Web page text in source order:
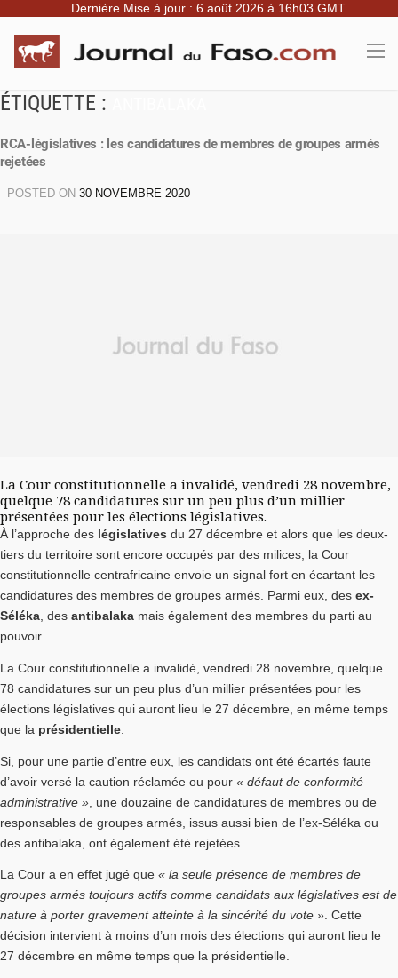
Dernière Mise à jour : 6 août 2026 à 16h03 GMT
ÉTIQUETTE :
RCA-législatives : les candidatures de membres de groupes armés
rejetées
POSTED ON 30 NOVEMBRE 2020
La Cour constitutionnelle a invalidé, vendredi 28 novembre,
quelque 78 candidatures sur un peu plus d’un millier
présentées pour les élections législatives.
À l’approche des législatives du 27 décembre et alors que les deux-
tiers du territoire sont encore occupés par des milices, la Cour
constitutionnelle centrafricaine envoie un signal fort en écartant les
candidatures des membres de groupes armés. Parmi eux, des ex-
Séléka, des antibalaka mais également des membres du parti au
pouvoir.
La Cour constitutionnelle a invalidé, vendredi 28 novembre, quelque
78 candidatures sur un peu plus d’un millier présentées pour les
élections législatives qui auront lieu le 27 décembre, en même temps
que la présidentielle
Si, pour une partie d’entre eux, les candidats ont été écartés faute
d’avoir versé la caution réclamée ou pour « défaut de conformité
administrative » , une douzaine de candidatures de membres ou de
responsables de groupes armés, issus aussi bien de l’ex-Séléka ou
des antibalaka, ont également été rejetées.
La Cour a en effet jugé que « la seule présence de membres de
groupes armés toujours actifs comme candidats aux législatives est de
nature à porter gravement atteinte à la sincérité du vote » . Cette
décision intervient à moins d’un mois des élections qui auront lieu le
27 décembre en même temps que la présidentielle.